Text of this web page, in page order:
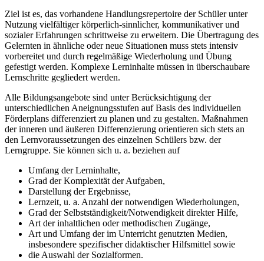
Ziel ist es, das vorhandene Handlungsrepertoire der Schüler unter
Nutzung vielfältiger körperlich-sinnlicher, kommunikativer und
sozialer Erfahrungen schrittweise zu erweitern. Die Übertragung des
Gelernten in ähnliche oder neue Situationen muss stets intensiv
vorbereitet und durch regelmäßige Wiederholung und Übung
gefestigt werden. Komplexe Lerninhalte müssen in überschaubare
Lernschritte gegliedert werden.
Alle Bildungsangebote sind unter Berücksichtigung der
unterschiedlichen Aneignungsstufen auf Basis des individuellen
Förderplans differenziert zu planen und zu gestalten. Maßnahmen
der inneren und äußeren Differenzierung orientieren sich stets an
den Lernvoraussetzungen des einzelnen Schülers bzw. der
Lerngruppe. Sie können sich u. a. beziehen auf
Umfang der Lerninhalte,
Grad der Komplexität der Aufgaben,
Darstellung der Ergebnisse,
Lernzeit, u. a. Anzahl der notwendigen Wiederholungen,
Grad der Selbstständigkeit/Notwendigkeit direkter Hilfe,
Art der inhaltlichen oder methodischen Zugänge,
Art und Umfang der im Unterricht genutzten Medien,
insbesondere spezifischer didaktischer Hilfsmittel sowie
die Auswahl der Sozialformen.